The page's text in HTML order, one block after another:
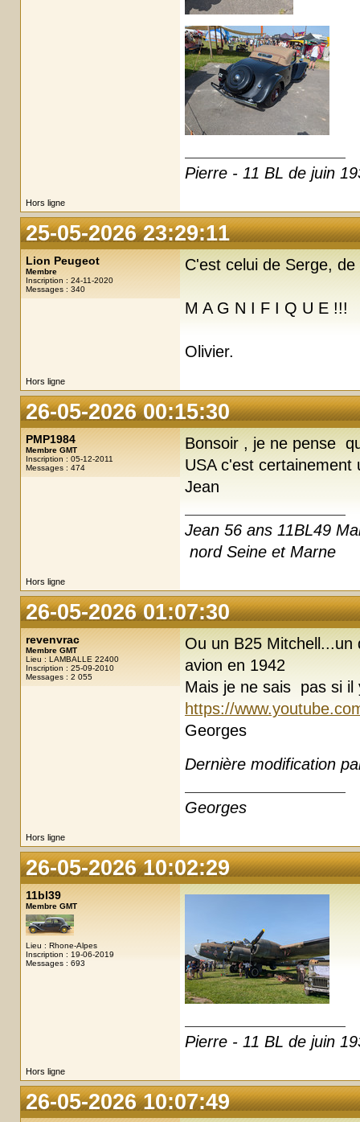
Pierre - 11 BL de juin
Hors ligne
25-05-2026 23:29:11
Lion Peugeot
Membre
Inscription : 24-11-2020
Messages : 340
C'est celui de Serge,
M A G N I F I Q U E !!!
Olivier.
Hors ligne
26-05-2026 00:15:30
PMP1984
Membre GMT
Inscription : 05-12-2011
Messages : 474
Bonsoir , je ne pense
USA c'est
Jean
Jean 56 ans 11BL49
nord Seine et Marne
Hors ligne
26-05-2026 01:07:30
revenvrac
Membre GMT
Lieu : LAMBALLE 22400
Inscription : 25-09-2010
Messages : 2 055
Ou un B25
avion en 1942
Mais je ne sais pas si
https://
Georges
Dernière modification
Georges
Hors ligne
26-05-2026 10:02:29
11bl39
Membre GMT
Lieu : Rhone-Alpes
Inscription : 19-06-2019
Messages : 693
Pierre - 11 BL de juin
Hors ligne
26-05-2026 10:07:49